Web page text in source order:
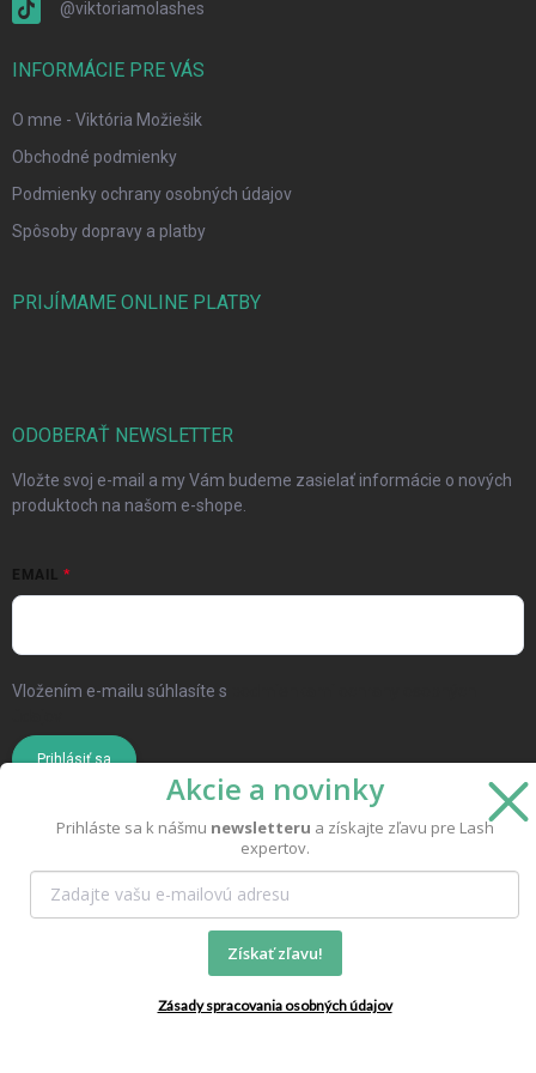
@viktoriamolashes
INFORMÁCIE PRE VÁS
O mne - Viktória Možiešik
Obchodné podmienky
Podmienky ochrany osobných údajov
Spôsoby dopravy a platby
PRIJÍMAME ONLINE PLATBY
ODOBERAŤ NEWSLETTER
Vložte svoj e-mail a my Vám budeme zasielať informácie o nových
produktoch na našom e-shope.
EMAIL
Vložením e-mailu súhlasíte s
Prihlásiť sa
MoMo Beauty . Všetky práva vyhradené.
Akcie a novinky
Prihláste sa k nášmu newsletteru a získajte zľavu pre Lash
expertov.
Získať zľavu!
Zásady spracovania osobných údajov